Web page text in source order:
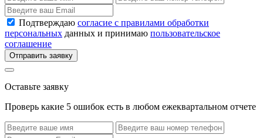
Подтверждаю согласие с правилами обработки
персональных данных и принимаю пользовательское
соглашение
Отправить заявку
Оставьте заявку
Проверь какие 5 ошибок есть в любом ежеквартальном отчете